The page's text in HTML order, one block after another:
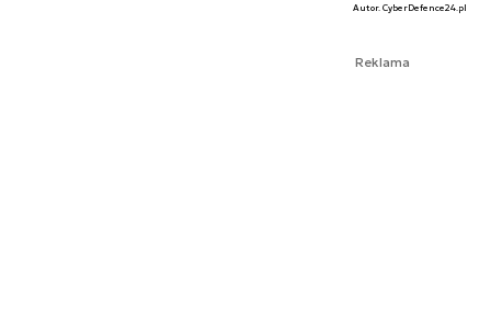
Autor. CyberDefence24.pl
Reklama